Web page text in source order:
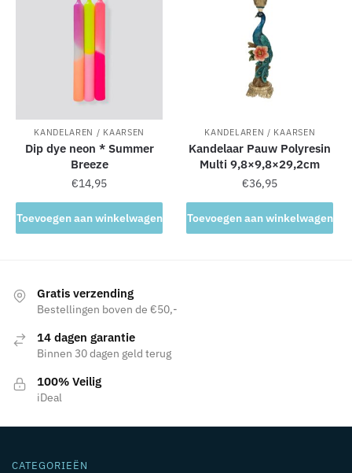
KANDELAREN / KAARSEN
Dip dye neon * Summer
Breeze
€14,95
Toevoegen aan winkelwagen
KANDELAREN / KAARSEN
Kandelaar Pauw Polyresin
Multi 9,8×9,8×29,2cm
€36,95
Toevoegen aan winkelwagen
Gratis verzending
Bestellingen boven de €50,-
14 dagen garantie
Binnen 30 dagen geld terug
100% Veilig
iDeal
CATEGORIEËN